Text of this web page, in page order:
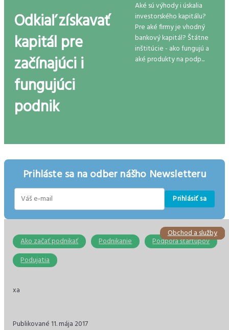
Odkiaľ získavať
kapitál pre
začínajúci i
fungujúci
podnik
Aké sú výhody i úskalia
investorského kapitálu?
Pre aké firmy je vhodný
bankový kapitál? Štátne
inštitúcie - ako fungujú a
aké produkty na podp...
Prihláste sa na odber nášho Newsletteru
Prihlásiť sa
Ako začať podnikať Podnikanie
Podpora startupov
Podujatia
xa
Publikované 11. mája 2017
Ekonomika
Ekonomika
Dane
Podnikanie
Stavebníctvo
Obchod a služby